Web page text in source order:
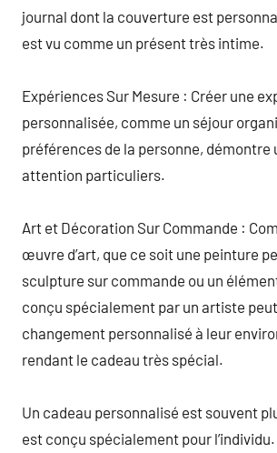
journal dont la couverture est
est vu comme un présent très intime.
Expériences Sur Mesure : Créer une
personnalisée, comme un séjour
préférences de la personne, démontre
attention particuliers.
Art et Décoration Sur Commande :
œuvre d’art, que ce soit une peinture
sculpture sur commande ou un
conçu spécialement par un artiste
changement personnalisé à leur
rendant le cadeau très spécial.
Un cadeau personnalisé est souvent
est conçu spécialement pour